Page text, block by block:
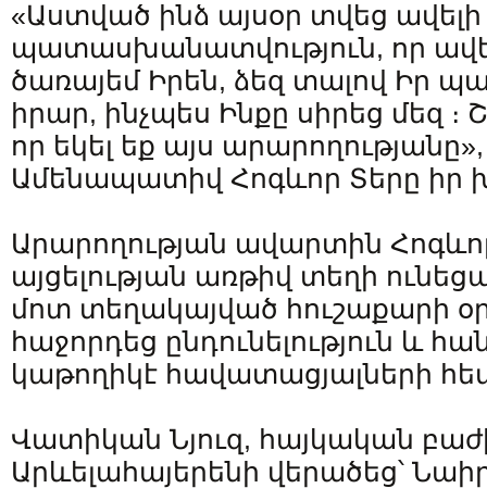
«Աստված ինձ այսօր տվեց ավելի
պատասխանատվություն, որ
ծառայեմ Իրեն, ձեզ տալով Իր
իրար, ինչպես Ինքը սիրեց մեզ ։
որ եկել եք այս
Ամենապատիվ Հոգևոր Տերը իր
Արարողության ավարտին
այցելության առթիվ տեղի
մոտ տեղակայված հուշաքարի
հաջորդեց ընդունելություն և
կաթողիկէ հավատացյալների
Վատիկան Նյուզ, հայկական
Արևելահայերենի վերածեց՝